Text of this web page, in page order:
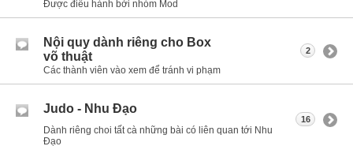
Được điều hành bởi nhóm Mod
Nội quy dành riêng cho Box
võ thuật
Các thành viên vào xem để tránh vi phạm
2
Judo - Nhu Đạo
Dành riêng choi tất cà những bài có liên quan tới Nhu
Đạo
16